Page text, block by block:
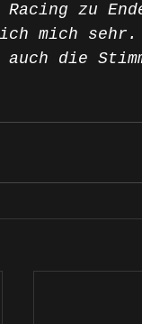
zu
mich
die